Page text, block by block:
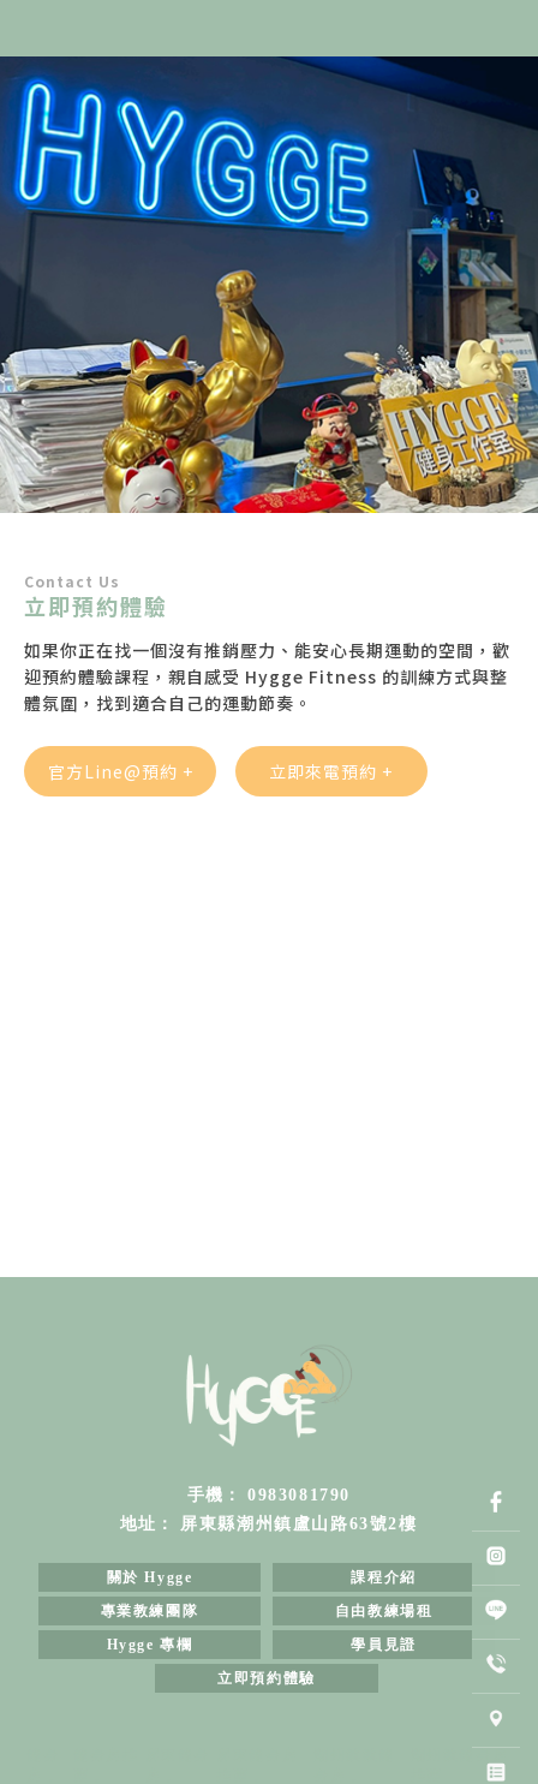
Contact Us
立即預約體驗
如果你正在找一個沒有推銷壓力、能安心長期運動的空間，歡
迎預約體驗課程，親自感受 Hygge Fitness 的訓練方式與整
體氛圍，找到適合自己的運動節奏。
官方Line@預約 + 立即來電預約 +
0983081790
屏東縣潮州鎮盧山路63號2樓
關於 Hygge
課程介紹
專業教練團隊
自由教練場租
Hygge 專欄
學員見證
立即預約體驗